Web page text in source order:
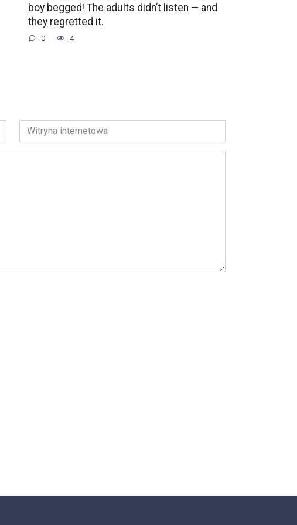
boy begged! The adults didn’t listen — and
they regretted it.
0 4
Witryna
internetowa